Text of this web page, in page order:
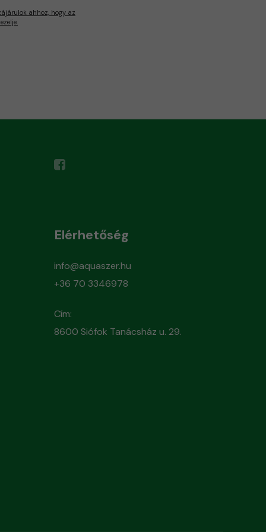
ahhoz, hogy az
Elérhetőség
info@aquaszer.hu
+36 70 3346978
Cím:
8600 Siófok Tanácsház u. 29.